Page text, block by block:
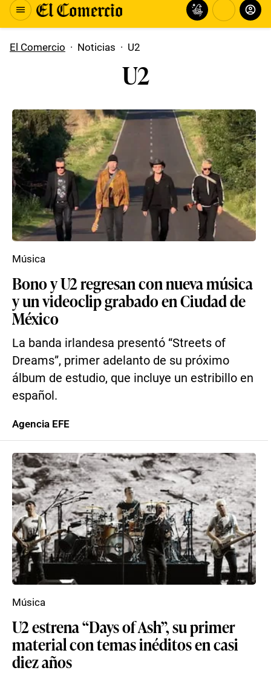
El Comercio · Noticias · U2
U2
Bono y U2 regresan con nueva música
y un videoclip grabado en Ciudad de
México
La banda irlandesa presentó “Streets of
Dreams”, primer adelanto de su próximo
álbum de estudio, que incluye un estribillo en
español.
Música
Agencia EFE
U2 estrena “Days of Ash”, su primer
material con temas inéditos en casi
diez años
Música